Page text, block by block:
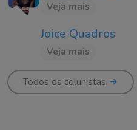
Veja mais
Joice Quadros
Veja mais
Todos os colunistas